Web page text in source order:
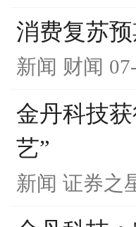
消费复苏
新闻 财闻
金丹科技
艺”
新闻 证券之